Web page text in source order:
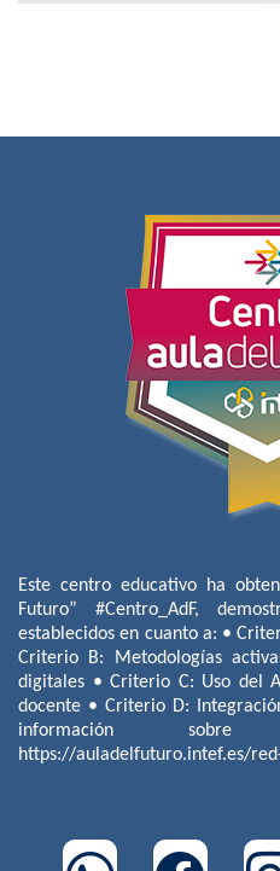
Este centro educativo ha
Futuro” #Centro_AdF,
establecidos en cuanto a: •
Criterio B: Metodologías
digitales • Criterio C: Uso del
docente • Criterio D:
información sobre
https://auladelfuturo.intef.es/